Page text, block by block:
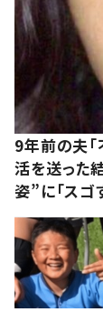
9年前の夫
活を送った
姿”に「スゴ